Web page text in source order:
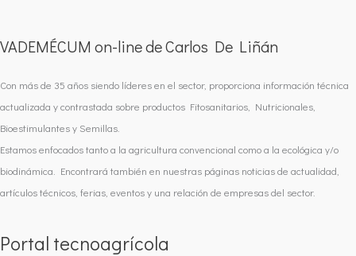
VADEMÉCUM on-line de Carlos De Liñán
Con más de 35 años siendo líderes en el sector, proporciona información técnica
actualizada y contrastada sobre productos Fitosanitarios, Nutricionales,
Bioestimulantes y Semillas.
Estamos enfocados tanto a la agricultura convencional como a la ecológica y/o
biodinámica. Encontrará también en nuestras páginas noticias de actualidad,
artículos técnicos, ferias, eventos y una relación de empresas del sector.
Portal tecnoagrícola